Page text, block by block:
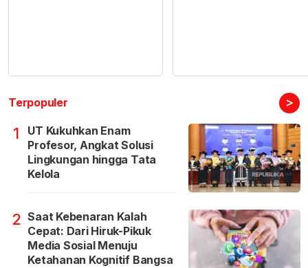
Terpopuler >
1
UT Kukuhkan Enam
Profesor, Angkat Solusi
Lingkungan hingga Tata
Kelola
2 Saat Kebenaran Kalah
Cepat: Dari Hiruk-Pikuk
Media Sosial Menuju
Ketahanan Kognitif Bangsa